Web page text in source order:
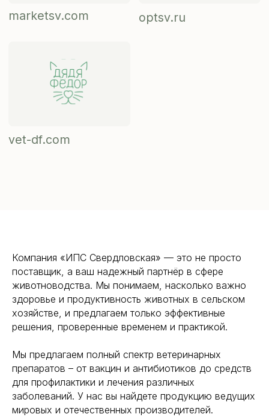
Компания «ИПС Свердловская» — это не просто
поставщик, а ваш надежный партнёр в сфере
животноводства. Мы понимаем, насколько важно
здоровье и продуктивность животных в сельском
хозяйстве, и предлагаем только эффективные
решения, проверенные временем и практикой.
Мы предлагаем полный спектр ветеринарных
препаратов – от вакцин и антибиотиков до средств
для профилактики и лечения различных
заболеваний. У нас вы найдете продукцию ведущих
мировых и отечественных производителей.